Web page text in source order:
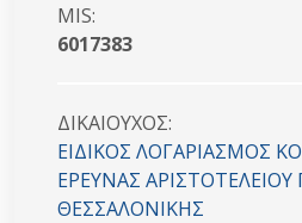
MIS:
6017383
ΔΙΚΑΙΟYΧΟΣ:
ΕΙΔΙΚΟΣ ΛΟΓΑΡΙΑΣΜΟΣ
ΕΡΕΥΝΑΣ
ΘΕΣΣΑΛΟΝΙΚΗΣ